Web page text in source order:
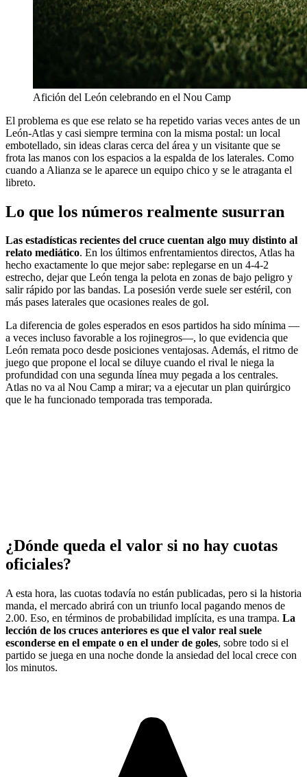
Afición del León celebrando en el Nou Camp
El problema es que ese relato se ha repetido varias veces antes de un
León-Atlas y casi siempre termina con la misma postal: un local
embotellado, sin ideas claras cerca del área y un visitante que se
frota las manos con los espacios a la espalda de los laterales. Como
cuando a Alianza se le aparece un equipo chico y se le atraganta el
libreto.
Lo que los números realmente susurran
Las estadísticas recientes del cruce cuentan algo muy distinto al
relato mediático. En los últimos enfrentamientos directos, Atlas ha
hecho exactamente lo que mejor sabe: replegarse en un 4-4-2
estrecho, dejar que León tenga la pelota en zonas de bajo peligro y
salir rápido por las bandas. La posesión verde suele ser estéril, con
más pases laterales que ocasiones reales de gol.
La diferencia de goles esperados en esos partidos ha sido mínima —
a veces incluso favorable a los rojinegros—, lo que evidencia que
León remata poco desde posiciones ventajosas. Además, el ritmo de
juego que propone el local se diluye cuando el rival le niega la
profundidad con una segunda línea muy pegada a los centrales.
Atlas no va al Nou Camp a mirar; va a ejecutar un plan quirúrgico
que le ha funcionado temporada tras temporada.
¿Dónde queda el valor si no hay cuotas
oficiales?
A esta hora, las cuotas todavía no están publicadas, pero si la historia
manda, el mercado abrirá con un triunfo local pagando menos de
2.00. Eso, en términos de probabilidad implícita, es una trampa. La
lección de los cruces anteriores es que el valor real suele
esconderse en el empate o en el under de goles, sobre todo si el
partido se juega en una noche donde la ansiedad del local crece con
los minutos.